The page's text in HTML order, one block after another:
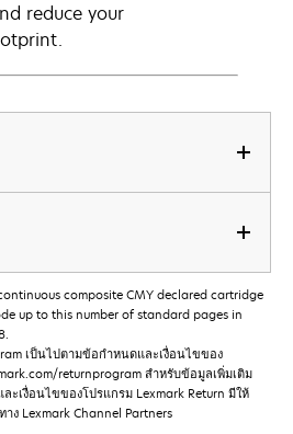
reduce your
composite CMY declared cartridge
up to this number of standard pages in
เป็นไปตามข้อกําหนดและเงื่อนไขของ
returnprogram สําหรับข้อมูลเพิ่มเติม
เงื่อนไขของโปรแกรม Lexmark Return มีให้
ง Lexmark Channel Partners